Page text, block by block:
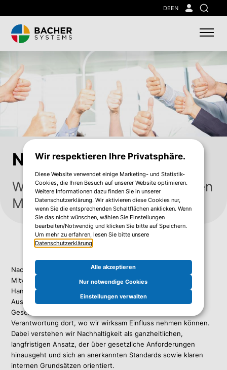
to
main
content
DEEN
Suche
Nachhaltigkeit
Wir denken nachhaltig, wir leben
Mitverantwortung.
Nachhaltigkeit ist für Bacher Systems Ausdruck gelebter
Mitverantwortung und fest in unserem unternehmerischen
Handeln verankert. Als IT Dienstleister denken wir die
Auswirkungen unserer Entscheidungen auf Umwelt,
Gesellschaft und Wirtschaft bewusst mit und übernehmen
Verantwortung dort, wo wir wirksam Einfluss nehmen können.
Dabei verstehen wir Nachhaltigkeit als ganzheitlichen,
langfristigen Ansatz, der über gesetzliche Anforderungen
hinausgeht und sich an anerkannten Standards sowie klaren
internen Grundsätzen orientiert.
Wir respektieren Ihre Privatsphäre.
Diese Website verwendet einige Marketing- und Statistik-
Cookies, die Ihren Besuch auf unserer Website optimieren.
Weitere Informationen dazu finden Sie in unserer
Datenschutzerklärung. Wir aktivieren diese Cookies nur,
wenn Sie die entsprechenden Schaltflächen anklicken. Wenn
Sie das nicht wünschen, wählen Sie Einstellungen
bearbeiten/Notwendig und klicken Sie bitte auf Speichern.
Um mehr zu erfahren, lesen Sie bitte unsere
Datenschutzerklärung.
Alle akzeptieren
Nur notwendige Cookies
Einstellungen verwalten